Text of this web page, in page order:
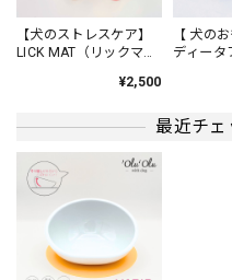
げてます。 国産チーズなの
Ａ ミックス
2024/04/27
まだまだよだれが出てしま
商品です。
【犬のストレスケア】
LICK MAT（リックマッ
¥2,500
【 犬の
ディータ
減 歯
最近チェ